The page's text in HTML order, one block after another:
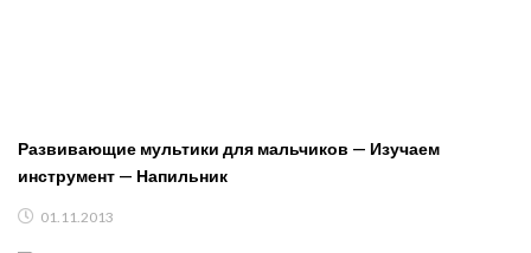
Развивающие мультики для мальчиков — Изучаем
инструмент — Напильник
01.11.2013